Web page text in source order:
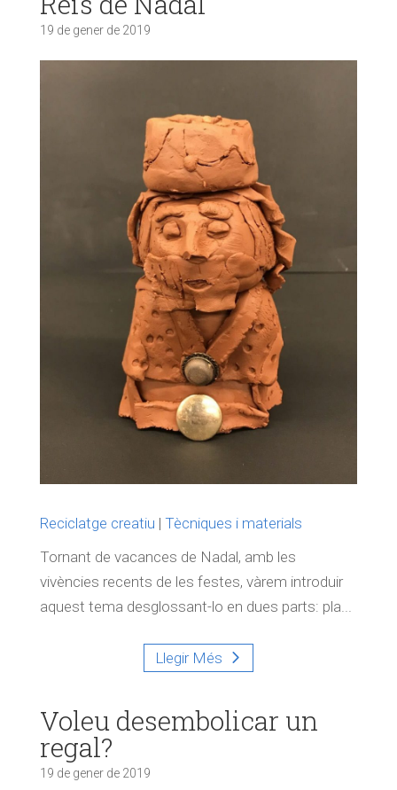
19 de gener de 2019
Reciclatge creatiu | Tècniques i materials
Tornant de vacances de Nadal, amb les
vivències recents de les festes, vàrem introduir
aquest tema desglossant-lo en dues parts: pla...
Llegir Més
Voleu desembolicar un
regal?
19 de gener de 2019